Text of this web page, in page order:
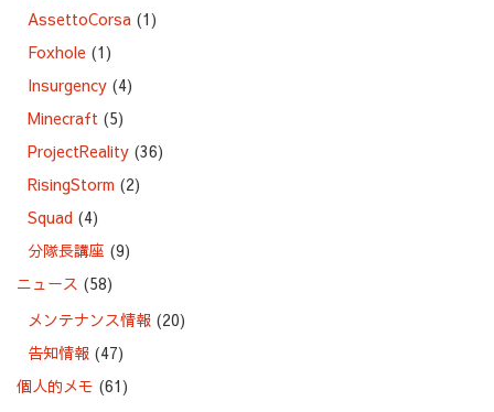
AssettoCorsa (1)
Foxhole (1)
Insurgency (4)
Minecraft (5)
ProjectReality (36)
RisingStorm (2)
Squad (4)
分隊長講座 (9)
ニュース (58)
メンテナンス情報 (20)
告知情報 (47)
個人的メモ (61)